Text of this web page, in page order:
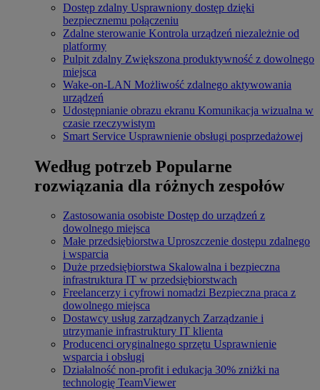
Dostęp zdalny Usprawniony dostęp dzięki
bezpiecznemu połączeniu
Zdalne sterowanie Kontrola urządzeń niezależnie od
platformy
Pulpit zdalny Zwiększona produktywność z dowolnego
miejsca
Wake-on-LAN Możliwość zdalnego aktywowania
urządzeń
Udostępnianie obrazu ekranu Komunikacja wizualna w
czasie rzeczywistym
Smart Service Usprawnienie obsługi posprzedażowej
Według potrzeb Popularne
rozwiązania dla różnych zespołów
Zastosowania osobiste Dostęp do urządzeń z
dowolnego miejsca
Małe przedsiębiorstwa Uproszczenie dostępu zdalnego
i wsparcia
Duże przedsiębiorstwa Skalowalna i bezpieczna
infrastruktura IT w przedsiębiorstwach
Freelancerzy i cyfrowi nomadzi Bezpieczna praca z
dowolnego miejsca
Dostawcy usług zarządzanych Zarządzanie i
utrzymanie infrastruktury IT klienta
Producenci oryginalnego sprzętu Usprawnienie
wsparcia i obsługi
Działalność non-profit i edukacja 30% zniżki na
technologię TeamViewer